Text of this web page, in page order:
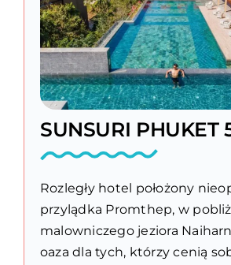
SUNSURI PHUKET
Rozległy hotel położony
przylądka Promthep, w
malowniczego jeziora
oaza dla tych, którzy cenią